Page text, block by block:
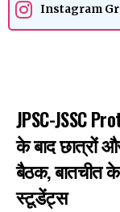
Instagram
JPSC-JSSC
के बाद छात्रों
बैठक, बातचीत
स्टूडेंट्स